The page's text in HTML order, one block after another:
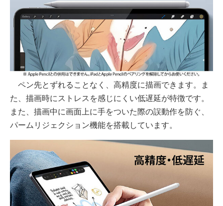
ペン先とずれることなく、高精度に描画できます。ま
た、描画時にストレスを感じにくい低遅延が特徴です。
また、描画中に画面上に手をついた際の誤動作を防ぐ、
パームリジェクション機能を搭載しています。